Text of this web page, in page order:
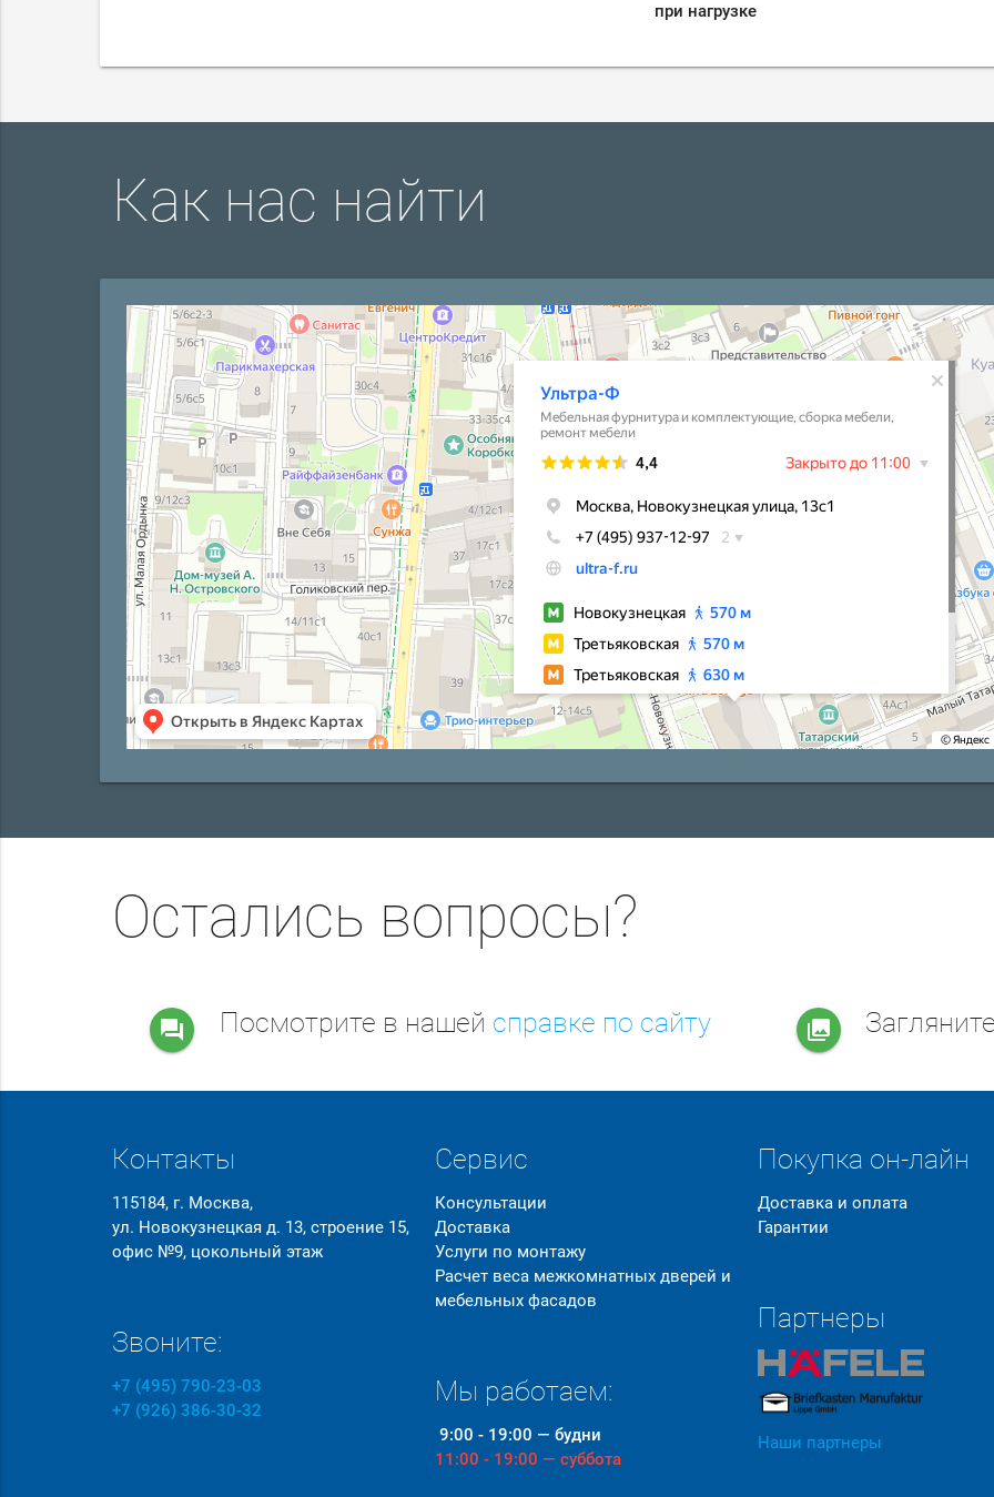
при нагрузке
Как нас найти
Остались вопросы?
question_answer Посмотрите в нашей справке по сайту collections
Контакты
115184, г. Москва,
ул. Новокузнецкая д. 13, строение 15,
офис №9, цокольный этаж
Звоните:
+7 (495) 790-23-03
+7 (926) 386-30-32
Сервис
Консультации
Доставка
Услуги по монтажу
Расчет веса межкомнатных дверей и
мебельных фасадов
Мы работаем:
9:00 - 19:00 — будни
11:00 - 19:00 — суббота
Покупка он-лайн
Доставка и оплата
Гарантии
Партнеры
Наши партнеры